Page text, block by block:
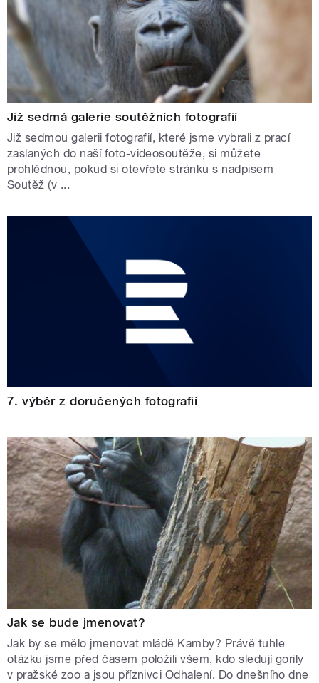
Již sedmá galerie soutěžních fotografií
Již sedmou galerii fotografií, které jsme vybrali z prací
zaslaných do naší foto-videosoutěže, si můžete
prohlédnou, pokud si otevřete stránku s nadpisem
Soutěž (v ...
7. výběr z doručených fotografií
Jak se bude jmenovat?
Jak by se mělo jmenovat mládě Kamby? Právě tuhle
otázku jsme před časem položili všem, kdo sledují gorily
v pražské zoo a jsou příznivci Odhalení. Do dnešního dne